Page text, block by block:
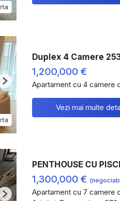
Next
Duplex 4 Camere
1,200,000 €
Apartament cu 4 camere
Vezi mai multe
Next
PENTHOUSE CU
1,300,000 €
Apartament cu 7 camere